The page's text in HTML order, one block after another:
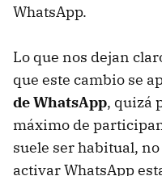
WhatsApp.
Lo que nos dejan
que este cambio se
de WhatsApp, quizá
máximo de
suele ser habitual,
activar WhatsApp